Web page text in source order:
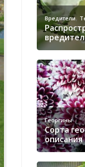
Вредители,
Георгины
Сорта
описания